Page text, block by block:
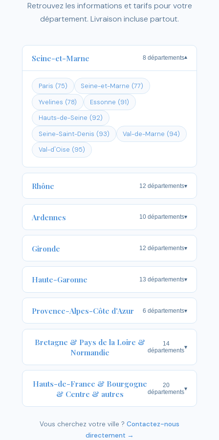
Retrouvez les informations et tarifs pour votre
département. Livraison incluse partout.
Seine-et-Marne 8 départements▾
Paris (75)
Seine-et-Marne (77)
Yvelines (78)
Essonne (91)
Hauts-de-Seine (92)
Seine-Saint-Denis (93)
Val-de-Marne (94)
Val-d'Oise (95)
Rhône 12 départements▾
Ardennes 10 départements▾
Gironde 12 départements▾
Haute-Garonne 13 départements▾
Provence-Alpes-Côte d'Azur 6 départements▾
Bretagne & Pays de la Loire &
Normandie
14
départements▾
Hauts-de-France & Bourgogne
& Centre & autres
20
départements▾
Vous cherchez votre ville ? Contactez-nous
directement →